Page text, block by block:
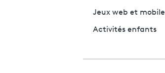
Jeux web et mobile
Activités enfants